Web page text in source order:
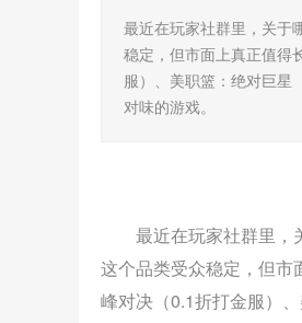
最近在玩家社群里，关于
稳定，但市面上真正值得
服）、美职篮：绝对巨星
对味的游戏。
最近在玩家社群里，
这个品类受众稳定，但市
峰对决（0.1折打金服）